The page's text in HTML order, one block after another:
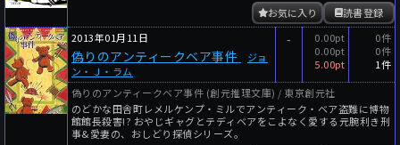
読書登録
お気に入り
2013年01月11日
偽りのアンティークベア事件
ジョ
ン・Ｊ・ラム
-
0.00pt
0.00pt
5.00pt
0件
0件
1件
偽りのアンティークベア事件 (創元推理文庫) / 東京創元社
のどかな田舎町レメルケンプ・ミルでアンティーク・ベア盗難に博物
館館長殺害!? おやじギャグとテディベアをこよなく愛する元腕利き刑
事&愛妻の、おしどり探偵シリーズ。